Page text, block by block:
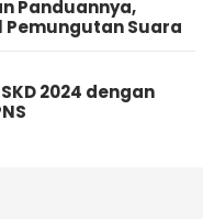
Panduannya,
Pemungutan Suara
2024 dengan